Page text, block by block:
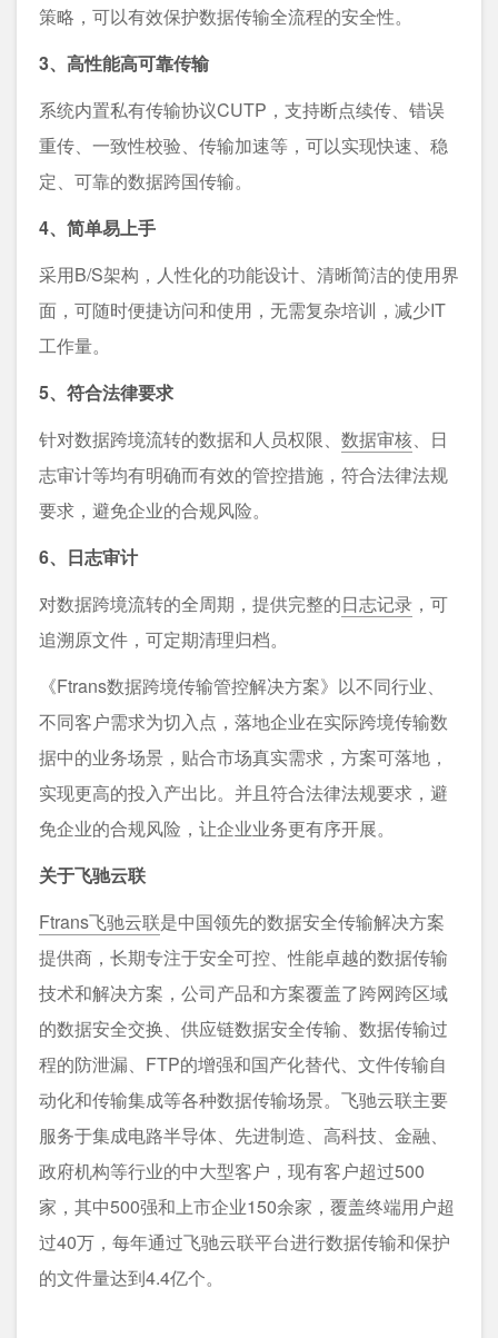
策略，可以有效保护数据传输全流程的安全性。
3、高性能高可靠传输
系统内置私有传输协议CUTP，支持断点续传、错误
重传、一致性校验、传输加速等，可以实现快速、稳
定、可靠的数据跨国传输。
4、简单易上手
采⽤B/S架构，⼈性化的功能设计、清晰简洁的使⽤界
⾯，可随时便捷访问和使⽤，无需复杂培训，减少IT
工作量。
5、符合法律要求
针对数据跨境流转的数据和⼈员权限、 数据审核、⽇
志审计等均有明确⽽有效的管控措施，符合法律法规
要求，避免企业的合规⻛险。
6、日志审计
对数据跨境流转的全周期，提供完整的⽇志记录 ，可
追溯原⽂件，可定期清理归档。
《Ftrans数据跨境传输管控解决方案》以不同⾏业、
不同客户需求为切⼊点，落地企业在实际跨境传输数
据中的业务场景，贴合市场真实需求，⽅案可落地，
实现更⾼的投⼊产出⽐。并且符合法律法规要求，避
免企业的合规⻛险，让企业业务更有序开展。
关于飞驰云联
Ftrans飞驰云联是中国领先的数据安全传输解决方案
提供商，长期专注于安全可控、性能卓越的数据传输
技术和解决方案，公司产品和方案覆盖了跨网跨区域
的数据安全交换、供应链数据安全传输、数据传输过
程的防泄漏、FTP的增强和国产化替代、文件传输自
动化和传输集成等各种数据传输场景。飞驰云联主要
服务于集成电路半导体、先进制造、高科技、金融、
政府机构等行业的中大型客户，现有客户超过500
家，其中500强和上市企业150余家，覆盖终端用户超
过40万，每年通过飞驰云联平台进行数据传输和保护
的文件量达到4.4亿个。